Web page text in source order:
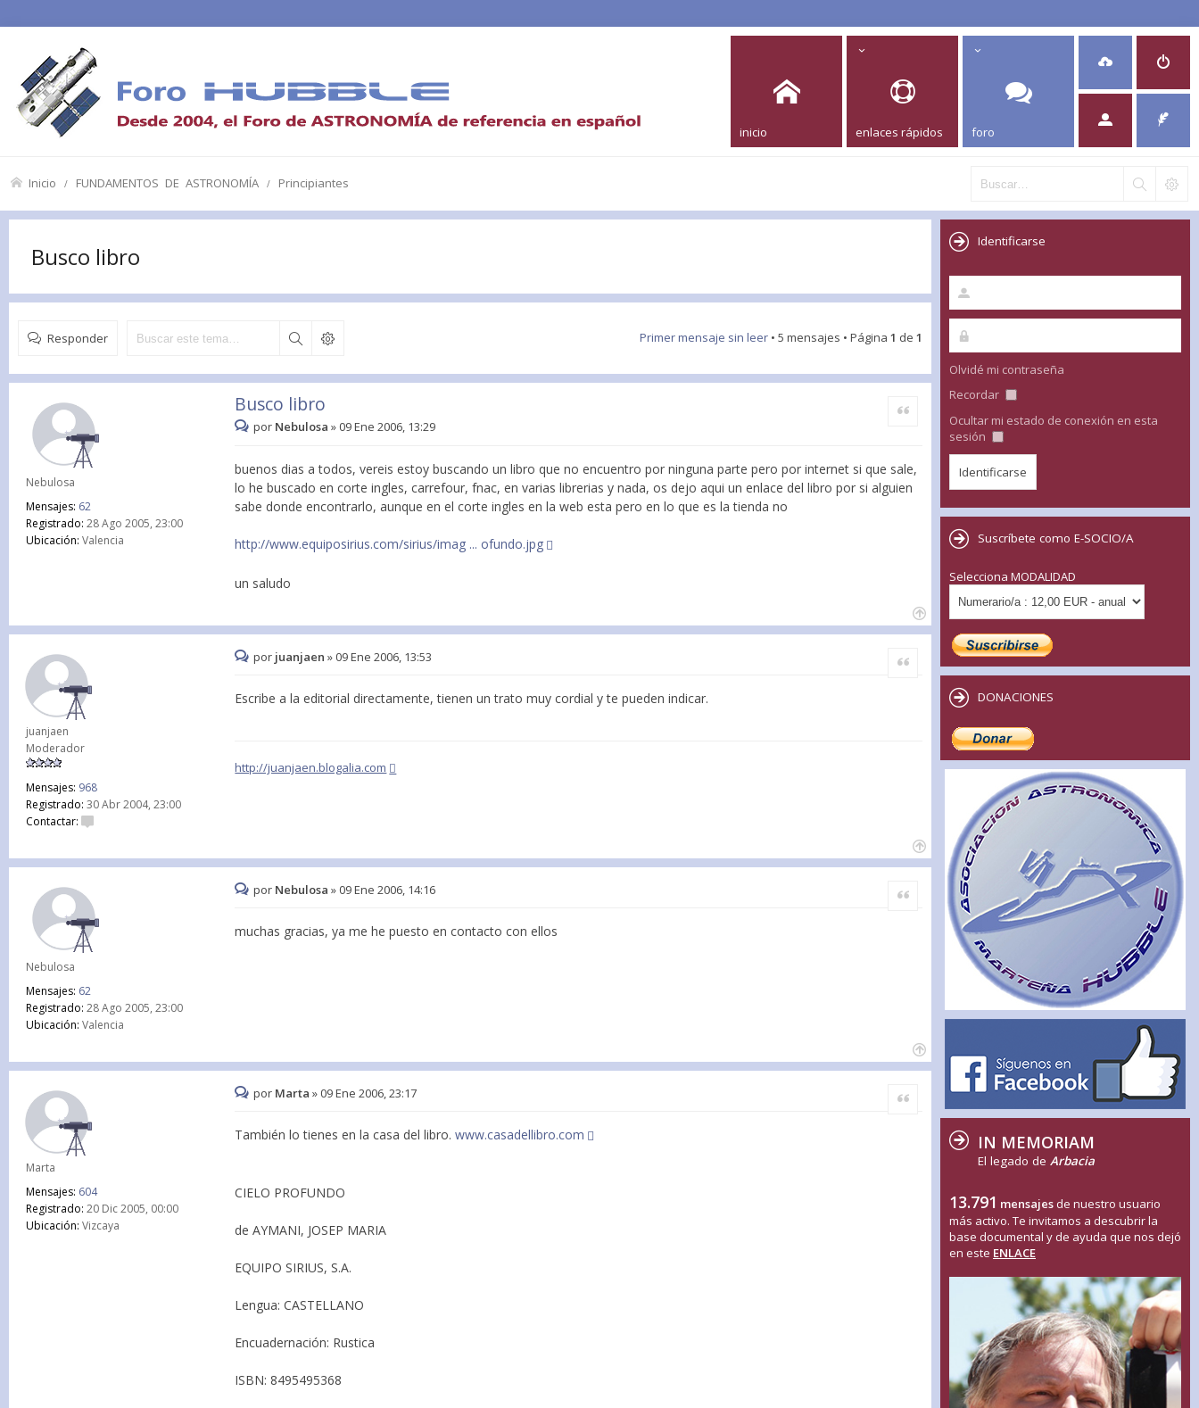
inicio enlaces rápidos foro
Inicio FUNDAMENTOS DE ASTRONOMÍA Principiantes
Busco libro
Responder Primer mensaje sin leer • 5 mensajes • Página 1 de 1
Nebulosa
Mensajes: 62
Registrado: 28 Ago 2005, 23:00
Ubicación: Valencia
Busco libro Citar
por Nebulosa »09 Ene 2006, 13:29
buenos dias a todos, vereis estoy buscando un libro que no encuentro por ninguna parte pero por internet si que sale,
lo he buscado en corte ingles, carrefour, fnac, en varias librerias y nada, os dejo aqui un enlace del libro por si alguien
sabe donde encontrarlo, aunque en el corte ingles en la web esta pero en lo que es la tienda no
http://www.equiposirius.com/sirius/imag ... ofundo.jpg
un saludo
juanjaen
Moderador
Mensajes: 968
Registrado: 30 Abr 2004, 23:00
Contactar:
Citar
por juanjaen »09 Ene 2006, 13:53
Escribe a la editorial directamente, tienen un trato muy cordial y te pueden indicar.
http://juanjaen.blogalia.com
Nebulosa
Mensajes: 62
Registrado: 28 Ago 2005, 23:00
Ubicación: Valencia
Citar
por Nebulosa »09 Ene 2006, 14:16
muchas gracias, ya me he puesto en contacto con ellos
Marta
Mensajes: 604
Registrado: 20 Dic 2005, 00:00
Ubicación: Vizcaya
Citar
por Marta »09 Ene 2006, 23:17
También lo tienes en la casa del libro.www.casadellibro.com
CIELO PROFUNDO
de AYMANI, JOSEP MARIA
EQUIPO SIRIUS, S.A.
Lengua: CASTELLANO
Encuadernación: Rustica
ISBN: 8495495368
Identificarse
Olvidé mi contraseña
Recordar
Ocultar mi estado de conexión en esta
sesión
Suscríbete como E-SOCIO/A
Selecciona MODALIDAD
DONACIONES
IN MEMORIAM
El legado de Arbacia
13.791 mensajes de nuestro usuario
más activo. Te invitamos a descubrir la
base documental y de ayuda que nos dejó
en este ENLACE